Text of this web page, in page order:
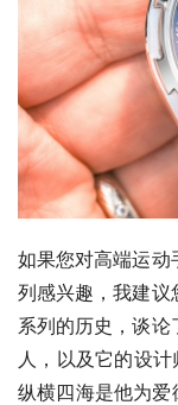
如果您对高端运动
列感兴趣，我建议
系列的历史，谈
人，以及它的设
纵横四海是他为